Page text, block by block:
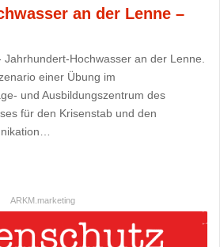
an der Lenne –
Hochwasser an der Lenne.
einer Übung im
und Ausbildungszentrum des
für den Krisenstab und den
ARKM.marketing